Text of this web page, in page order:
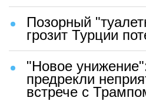
Позорный
грозит Турции
"Новое
предрекли
встрече с